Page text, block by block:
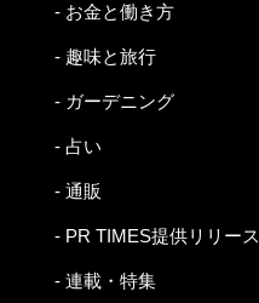
- お金と働き方
- 趣味と旅行
- ガーデニング
- 占い
- 通販
- PR TIMES提供リリース
- 連載・特集